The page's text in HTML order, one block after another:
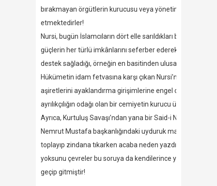
bırakmayan örgütlerin kurucusu veya yönetim kurulu
etmektedirler!
Nursi, bugün İslamcıların dört elle sarıldıkları bu
güçlerin her türlü imkânlarını seferber ederek Anadolu’daki
destek sağladığı, örneğin en basitinden ulusalcılara
Hükümetin idam fetvasına karşı çıkan Nursi’nin -üstelik
aşiretlerini ayaklandırma girişimlerine engel olması, bu
ayrılıkçılığın odağı olan bir cemiyetin kurucu üyesi olmayı
Ayrıca, Kurtuluş Savaşı’ndan yana bir Said-i Nursi’nin
Nemrut Mustafa başkanlığındaki uyduruk mahkemeye
toplayıp zindana tıkarken acaba neden yazdığı kitapçıkla
yoksunu çevreler bu soruya da kendilerince yanıt
geçip gitmiştir!